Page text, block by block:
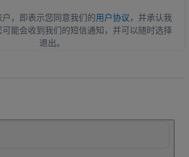
，即表示您同意我们的用户协议，并承认我
可能会收到我们的短信通知，并可以随时选择
退出。